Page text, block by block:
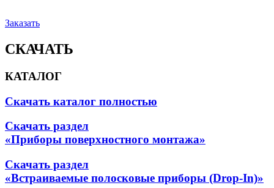
Заказать
СКАЧАТЬ
КАТАЛОГ
Скачать каталог полностью
Скачать раздел
«Приборы поверхностного монтажа»
Скачать раздел
«Встраиваемые полосковые приборы (Drop-In)»